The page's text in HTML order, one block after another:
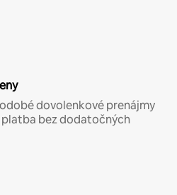
dovolenkové prenájmy
platba bez dodatočných